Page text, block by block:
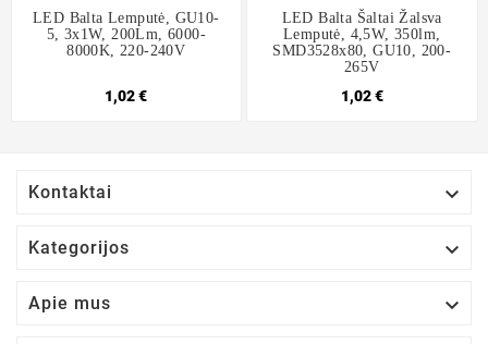
LED Balta Lemputė, GU10-
5, 3x1W, 200Lm, 6000-
8000K, 220-240V
1,02 €
LED Balta Šaltai Žalsva
Lemputė, 4,5W, 350lm,
SMD3528x80, GU10, 200-
265V
1,02 €
Kontaktai 
Kategorijos 
Apie mus 